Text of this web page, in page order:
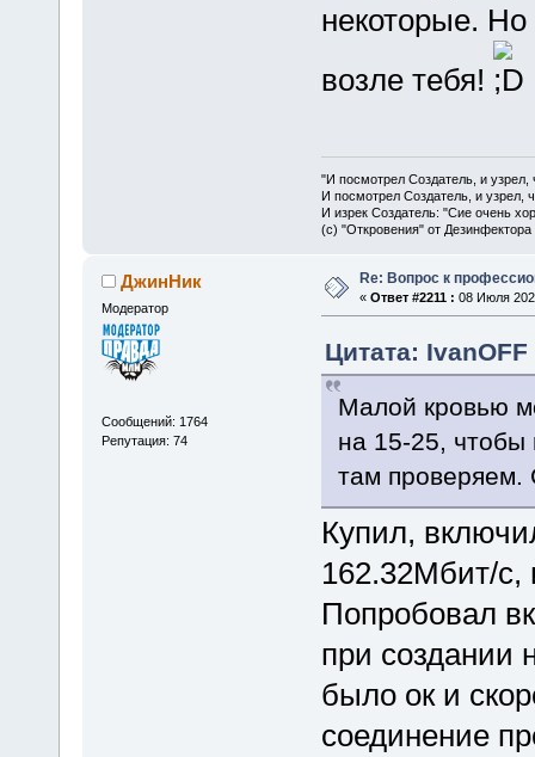
некоторые.
возле тебя!
"И посмотрел Создатель, и
И посмотрел Создатель, и узрел,
И изрек Создатель: "Сие очень
(с) "Откровения" от Дезинфектора
ДжинНик
Модератор
Сообщений: 1764
Репутация: 74
Re: Вопрос к
« Ответ #2211 : 08 Июля
Цитата:
Малой кровью
на 15-25, чтобы
там
Купил,
162.32Мбит/с,
Попробовал
при создании
было ок и
соединение